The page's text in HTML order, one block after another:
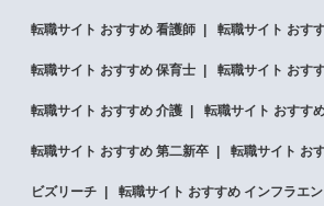
転職サイト おすすめ 看護師 転職サイト おす
転職サイト おすすめ 保育士 転職サイト おす
転職サイト おすすめ 介護 転職サイト おすす
転職サイト おすすめ 第二新卒 転職サイト お
ビズリーチ 転職サイト おすすめ インフラエ